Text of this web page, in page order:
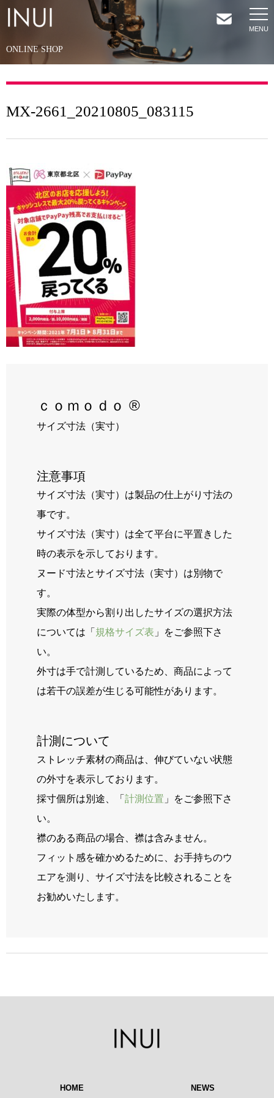
HOME
SHOP
CONTACT
RECRUIT
BLOG
ONLINE SHOP
MX-2661_20210805_083115
ｃｏｍｏｄｏ ®
サイズ寸法（実寸）
注意事項
サイズ寸法（実寸）は製品の仕上がり寸法の
事です。
サイズ寸法（実寸）は全て平台に平置きした
時の表示を示しております。
ヌード寸法とサイズ寸法（実寸）は別物で
す。
実際の体型から割り出したサイズの選択方法
については「 規格サイズ表 」をご参照下さ
い。
外寸は手で計測しているため、商品によって
は若干の誤差が生じる可能性があります。
計測について
ストレッチ素材の商品は、伸びていない状態
の外寸を表示しております。
採寸個所は別途、「 計測位置 」をご参照下さ
い。
襟のある商品の場合、襟は含みません。
フィット感を確かめるために、お手持ちのウ
エアを測り、サイズ寸法を比較されることを
お勧めいたします。
HOME NEWS